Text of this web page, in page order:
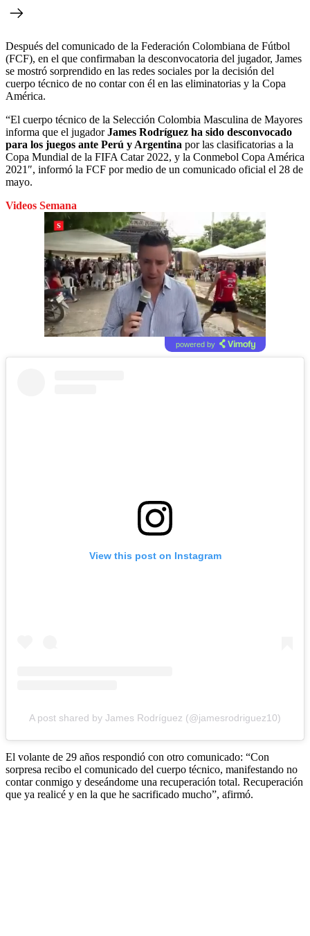
Después del comunicado de la Federación Colombiana de Fútbol
(FCF), en el que confirmaban la desconvocatoria del jugador, James
se mostró sorprendido en las redes sociales por la decisión del
cuerpo técnico de no contar con él en las eliminatorias y la Copa
América.
“El cuerpo técnico de la Selección Colombia Masculina de Mayores
informa que el jugadorJames Rodríguez ha sido desconvocado
para los juegos ante Perú y Argentina por las clasificatorias a la
Copa Mundial de la FIFA Catar 2022, y la Conmebol Copa América
2021″, informó la FCF por medio de un comunicado oficial el 28 de
mayo.
Videos Semana
powered by
View this post on Instagram
A post shared by James Rodríguez (@jamesrodriguez10)
El volante de 29 años respondió con otro comunicado: “Con
sorpresa recibo el comunicado del cuerpo técnico, manifestando no
contar conmigo y deseándome una recuperación total. Recuperación
que ya realicé y en la que he sacrificado mucho”, afirmó.